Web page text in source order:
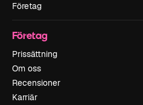
Företag
Företag
Prissättning
Om oss
Recensioner
Karriär